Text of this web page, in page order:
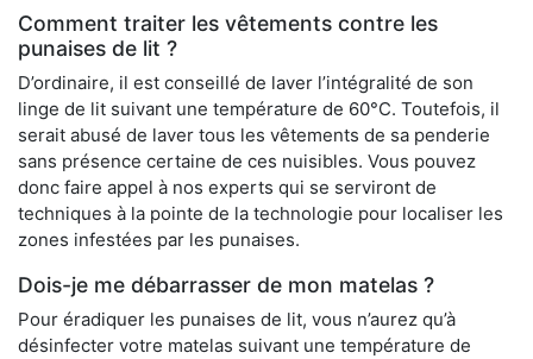
Comment traiter les vêtements contre les
punaises de lit ?
D’ordinaire, il est conseillé de laver l’intégralité de son
linge de lit suivant une température de 60°C. Toutefois, il
serait abusé de laver tous les vêtements de sa penderie
sans présence certaine de ces nuisibles. Vous pouvez
donc faire appel à nos experts qui se serviront de
techniques à la pointe de la technologie pour localiser les
zones infestées par les punaises.
Dois-je me débarrasser de mon matelas ?
Pour éradiquer les punaises de lit, vous n’aurez qu’à
désinfecter votre matelas suivant une température de